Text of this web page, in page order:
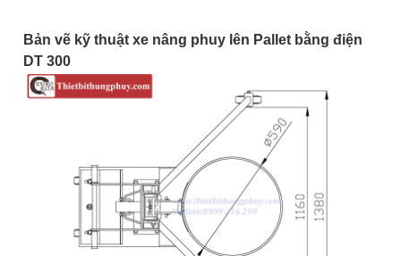
Bản vẽ kỹ thuật xe nâng phuy lên Pallet bằng điện
DT 300